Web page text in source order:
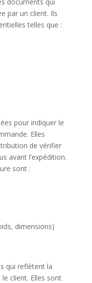
par un client. Ils
telles que :
pour indiquer le
Elles
de vérifier
avant l’expédition.
sont :
dimensions)
qui reflètent la
client. Elles sont